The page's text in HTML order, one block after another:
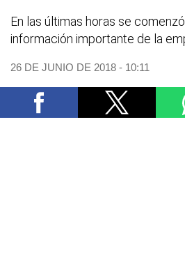
En las últimas horas se
información importante de la
26 DE JUNIO DE 2018 - 10:11